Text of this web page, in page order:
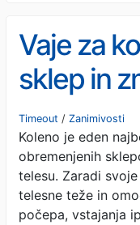
Vaje za
sklep in
bolečine
Timeout / Zanimivosti
Koleno je eden
obremenjenih
telesu. Zaradi
telesne teže in
počepa, vstajanja